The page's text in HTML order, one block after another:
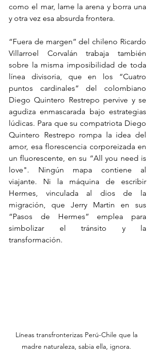
como el mar, lame la arena y borra una
y otra vez esa absurda frontera.
“Fuera de margen” del chileno Ricardo
Villarroel Corvalán trabaja también
sobre la misma imposibilidad de toda
línea divisoria, que en los “Cuatro
puntos cardinales” del colombiano
Diego Quintero Restrepo pervive y se
agudiza enmascarada bajo estrategias
lúdicas. Para que su compatriota Diego
Quintero Restrepo rompa la idea del
amor, esa florescencia corporeizada en
un fluorescente, en su “All you need is
love". Ningún mapa contiene al
viajante. Ni la máquina de escribir
Hermes, vinculada al dios de la
migración, que Jerry Martin en sus
“Pasos de Hermes” emplea para
simbolizar el tránsito y la
transformación.
Líneas transfronterizas Perú-Chile que la
madre naturaleza, sabia ella, ignora.